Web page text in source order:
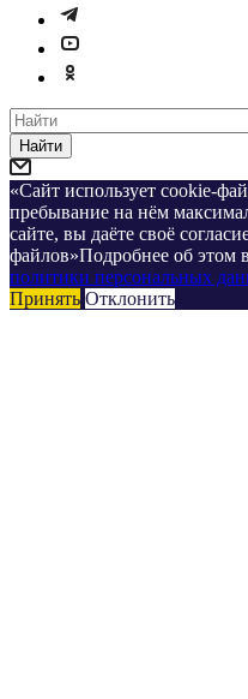
Найти
«Сайт использует cookie-
пребывание на нём
сайте, вы даёте своё
файлов»Подробнее об этом
политики персональных
Принять Отклонить